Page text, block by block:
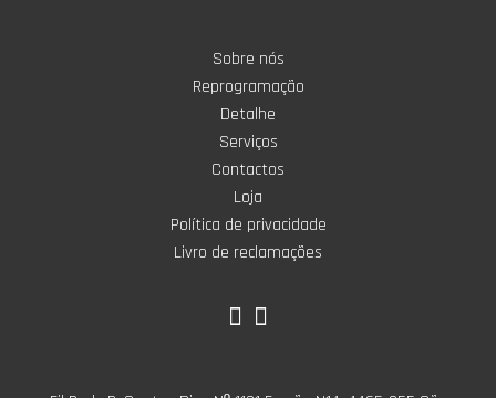
Sobre nós
Reprogramação
Detalhe
Serviços
Contactos
Loja
Política de privacidade
Livro de reclamações